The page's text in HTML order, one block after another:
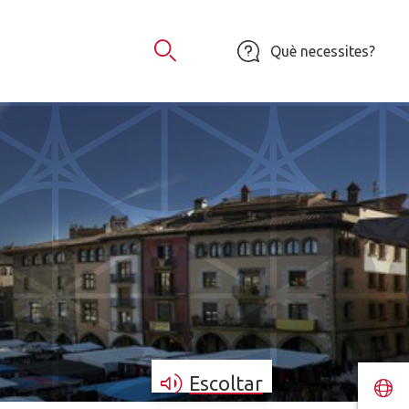
Obrir Cercador
Què necessites?
Escoltar